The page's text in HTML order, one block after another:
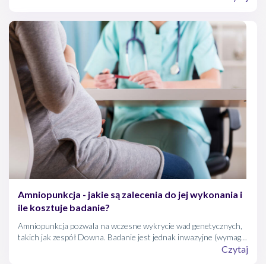
Amniopunkcja - jakie są zalecenia do jej wykonania i
ile kosztuje badanie?
Amniopunkcja pozwala na wczesne wykrycie wad genetycznych,
takich jak zespół Downa. Badanie jest jednak inwazyjne (wymaga
Czytaj